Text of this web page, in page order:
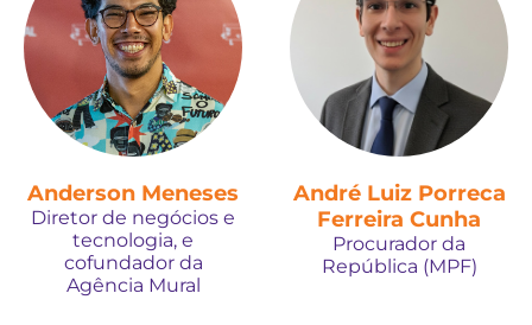
Anderson Meneses
Diretor de negócios e
tecnologia, e
cofundador da
Agência Mural
André Luiz Porreca
Ferreira Cunha
Procurador da
República (MPF)